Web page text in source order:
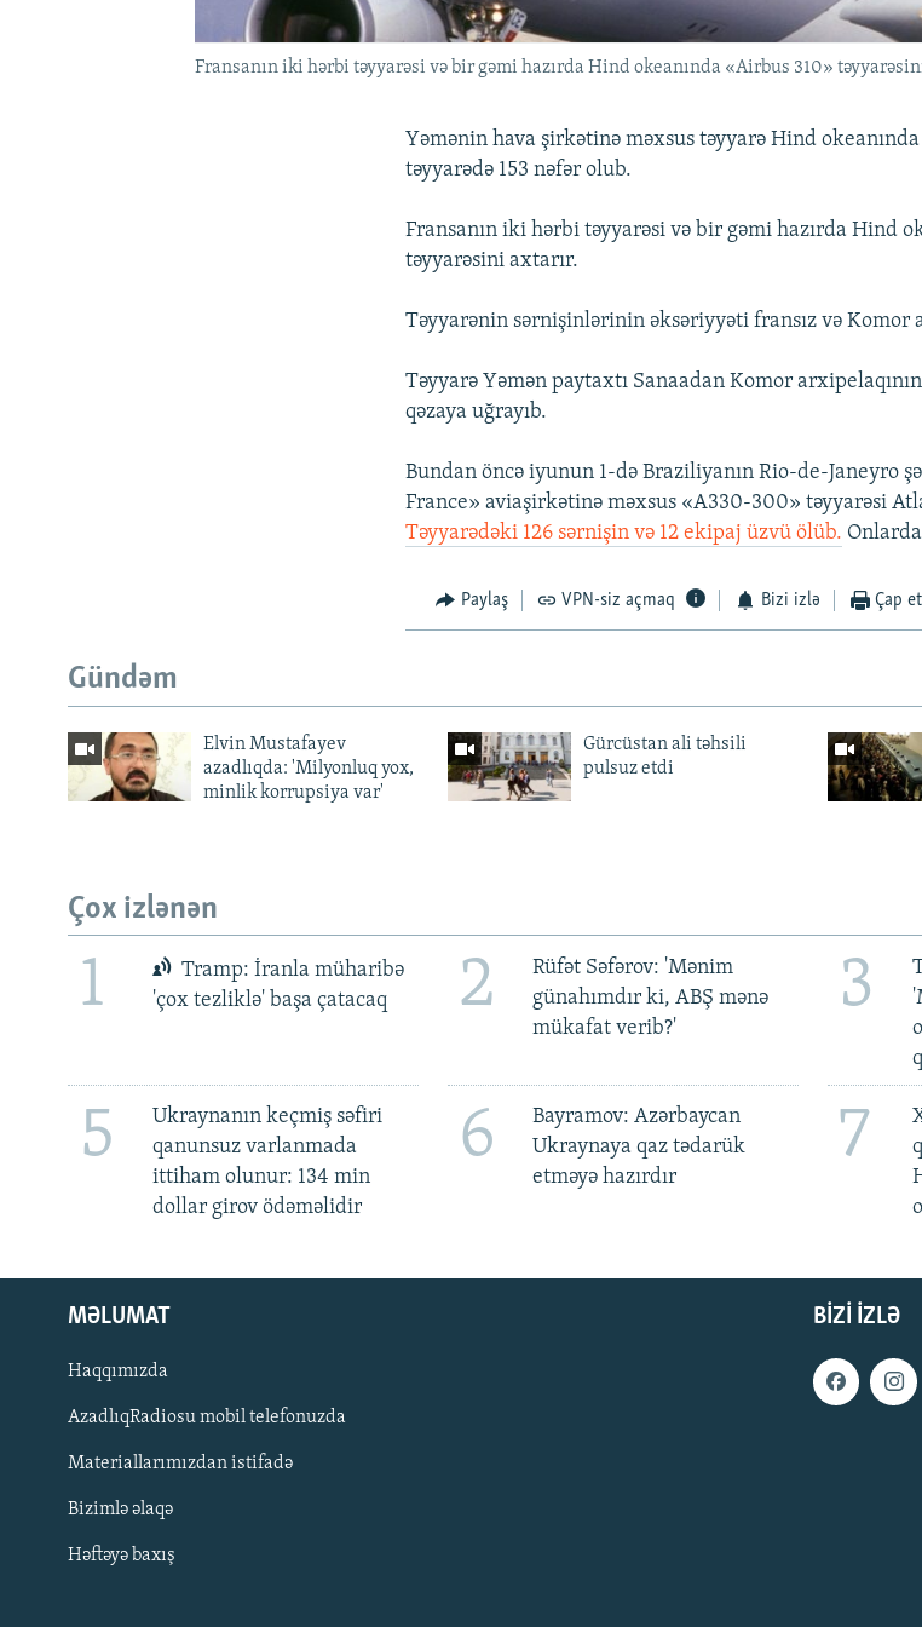
Fransanın iki hərbi təyyarəsi və bir gəmi hazırda Hind okeanında «Airbus 310»
Yəmənin hava şirkətinə məxsus təyyarə Hind okeanında
təyyarədə 153 nəfər olub.
Fransanın iki hərbi təyyarəsi və bir gəmi hazırda Hind
təyyarəsini axtarır.
Təyyarənin sərnişinlərinin əksəriyyəti fransız və Komor
Təyyarə Yəmən paytaxtı Sanaadan Komor
qəzaya uğrayıb.
Bundan öncə iyunun 1-də Braziliyanın Rio-de-Janeyro
France» aviaşirkətinə məxsus «A330-300» təyyarəsi
Təyyarədəki 126 sərnişin və 12 ekipaj üzvü ölüb.
Paylaş VPN-siz açmaq Bizi izlə Çap et
Gündəm
Elvin Mustafayev
azadlıqda: 'Milyonluq yox,
minlik korrupsiya var'
Gürcüstan ali təhsili
pulsuz etdi
Çox izlənən
1
Tramp: İranla müharibə
'çox tezliklə' başa çatacaq
2
Rüfət Səfərov: 'Mənim
günahımdır ki, ABŞ mənə
mükafat verib?'
3
5
Ukraynanın keçmiş səfiri
qanunsuz varlanmada
ittiham olunur: 134 min
dollar girov ödəməlidir
6
Bayramov: Azərbaycan
Ukraynaya qaz tədarük
etməyə hazırdır
7
BIZI IZLƏ
MƏLUMAT
Haqqımızda
AzadlıqRadiosu mobil telefonuzda
Materiallarımızdan istifadə
Bizimlə əlaqə
Həftəyə baxış